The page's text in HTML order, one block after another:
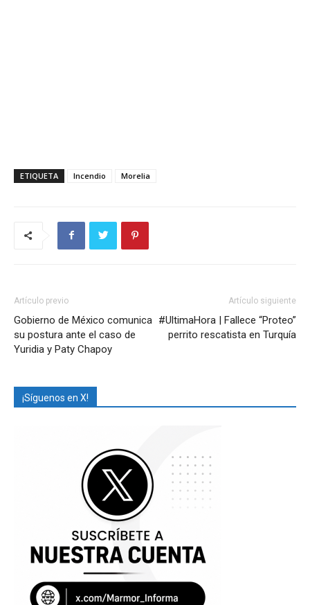
ETIQUETA Incendio Morelia
Artículo previo
Gobierno de México comunica
su postura ante el caso de
Yuridia y Paty Chapoy
Artículo siguiente
#UltimaHora | Fallece “Proteo”
perrito rescatista en Turquía
¡Síguenos en X!